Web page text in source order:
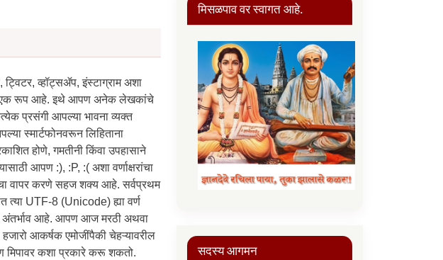
व्हॉट्सॲप, इंस्टाग्राम अशा
एक रूप आहे. इथे आपण अनेक लेखकांचे
प्रसंगी आपल्या भावना व्यक्त
स्मार्टफोनवरून लिहिताना
होणे, गमतीनी किंवा उपहासाने
आपण :), :P, :( अशा वर्णाक्षरांचा
वापर करणे सहज शक्य आहे. सर्वप्रथम
त्या UTF-8 (Unicode) ह्या वर्ण
अंतर्भाव आहे. आपण आज मरठी अथवा
आकर्षक एमोजींपैकी चेहऱ्यावरील
मिपावर कशा प्रकारे करू शकतो.
मिसळपाव वर स्वागत आहे.
सदस्य आगमन